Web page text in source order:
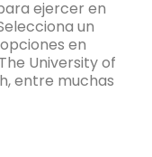
ejercer en
un
en
University of
entre muchas